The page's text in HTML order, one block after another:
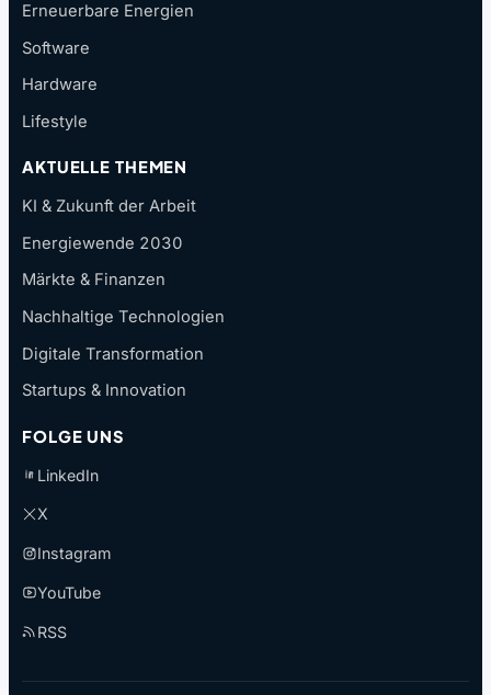
Erneuerbare Energien
Software
Hardware
Lifestyle
AKTUELLE THEMEN
KI & Zukunft der Arbeit
Energiewende 2030
Märkte & Finanzen
Nachhaltige Technologien
Digitale Transformation
Startups & Innovation
FOLGE UNS
LinkedIn
X
Instagram
YouTube
RSS